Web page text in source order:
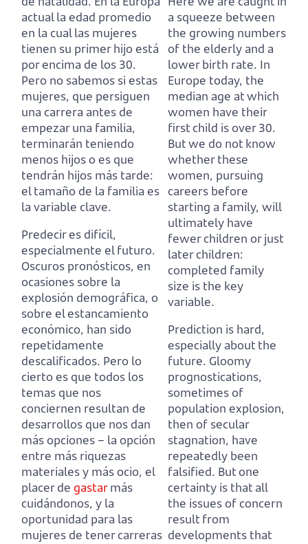
actual la edad promedio
en la cual las mujeres
tienen su primer hijo está
por encima de los 30.
Pero no sabemos si estas
mujeres, que persiguen
una carrera antes de
empezar una familia,
terminarán teniendo
menos hijos o es que
tendrán hijos más tarde:
el tamaño de la familia es
la variable clave.
Predecir es difícil,
especialmente el futuro.
Oscuros pronósticos, en
ocasiones sobre la
explosión demográfica, o
sobre el estancamiento
económico, han sido
repetidamente
descalificados. Pero lo
cierto es que todos los
temas que nos
conciernen resultan de
desarrollos que nos dan
más opciones – la opción
entre más riquezas
materiales y más ocio, el
placer de gastarmás
cuidándonos, y la
oportunidad para las
mujeres de tener carreras
a squeeze between
the growing numbers
of the elderly and a
lower birth rate. In
Europe today, the
median age at which
women have their
first child is over 30.
But we do not know
whether these
women, pursuing
careers before
starting a family, will
ultimately have
fewer children or just
later children:
completed family
size is the key
variable.
Prediction is hard,
especially about the
future. Gloomy
prognostications,
sometimes of
population explosion,
then of secular
stagnation, have
repeatedly been
falsified. But one
certainty is that all
the issues of concern
result from
developments that